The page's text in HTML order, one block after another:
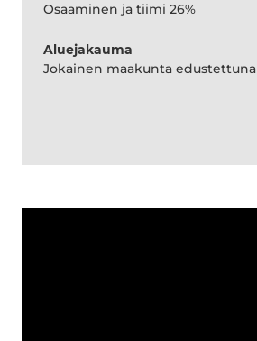
Osaaminen ja tiimi 26%
Aluejakauma
Jokainen maakunta edustettuna